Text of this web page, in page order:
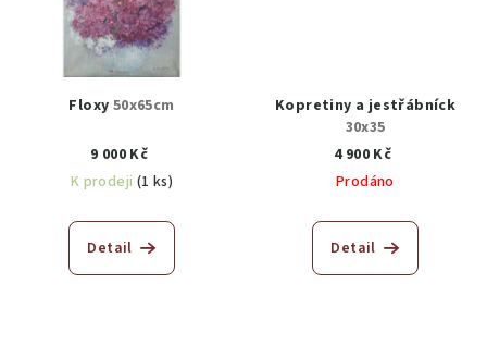
Floxy 50x65cm
9 000 Kč
K prodeji (1 ks)
Detail
Kopretiny a jestřábníck
30x35
4 900 Kč
Prodáno
Detail